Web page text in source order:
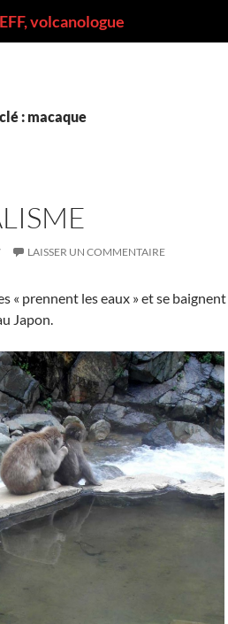
volcanologue
: macaque
LAISSER UN COMMENTAIRE
« prennent les eaux » et se
Japon.